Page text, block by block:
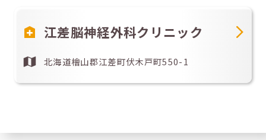
江差脳神経外科クリニック
北海道檜山郡江差町伏木戸町550-1